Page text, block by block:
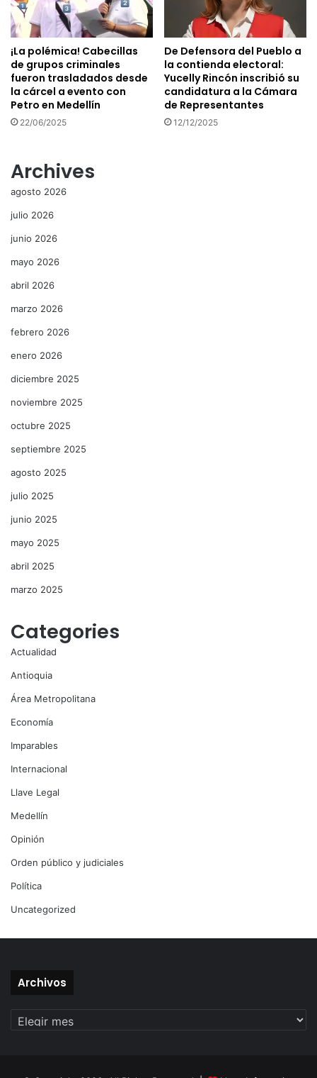
¡La polémica! Cabecillas
de grupos criminales
fueron trasladados desde
la cárcel a evento con
Petro en Medellín
22/06/2025
De Defensora del Pueblo a
la contienda electoral:
Yucelly Rincón inscribió su
candidatura a la Cámara
de Representantes
12/12/2025
Archives
agosto 2026
julio 2026
junio 2026
mayo 2026
abril 2026
marzo 2026
febrero 2026
enero 2026
diciembre 2025
noviembre 2025
octubre 2025
septiembre 2025
agosto 2025
julio 2025
junio 2025
mayo 2025
abril 2025
marzo 2025
Categories
Actualidad
Antioquia
Área Metropolitana
Economía
Imparables
Internacional
Llave Legal
Medellín
Opinión
Orden público y judiciales
Política
Uncategorized
Archivos